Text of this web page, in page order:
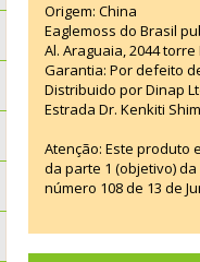
Origem: China
Eaglemoss do Brasil
Al. Araguaia, 2044 torre
Garantia: Por defeito
Distribuido por Dinap
Estrada Dr. Kenkiti
Atenção: Este produto
da parte 1 (objetivo)
número 108 de 13 de